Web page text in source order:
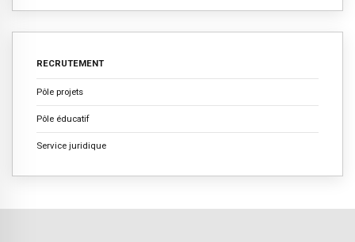
RECRUTEMENT
Pôle projets
Pôle éducatif
Service juridique